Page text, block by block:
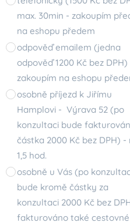
max. 30min - zakoupím
na eshopu předem
odpověď emailem (jedna
odpověď 1200 Kč bez DPH)
zakoupím na eshopu
osobně příjezd k Jiřímu
Hamplovi - Výrava 52 (po
konzultaci bude
částka 2000 Kč bez DPH) -
1,5 hod.
osobně u Vás (po
bude kromě částky za
konzultaci 2000 Kč bez
fakturováno také cestovné